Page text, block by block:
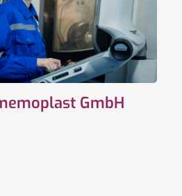
GmbH